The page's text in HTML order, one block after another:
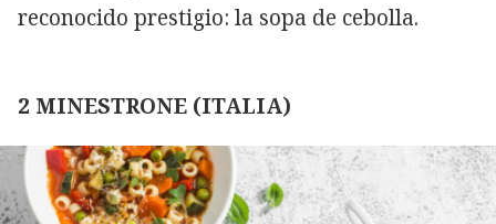
reconocido prestigio: la sopa de cebolla.
2 MINESTRONE (ITALIA)